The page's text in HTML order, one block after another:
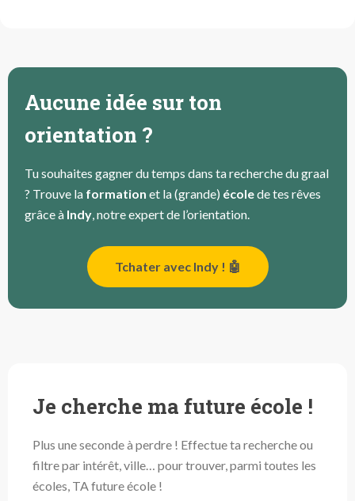
Aucune idée sur ton
orientation ?
Tu souhaites gagner du temps dans ta recherche du graal
? Trouve la formation et la (grande) écolede tes rêves
grâce à Indy, notre expert de l’orientation.
Tchater avec Indy ! 🤖
Je cherche ma future école !
Plus une seconde à perdre ! Effectue ta recherche ou
filtre par intérêt, ville… pour trouver, parmi toutes les
écoles, TA future école !